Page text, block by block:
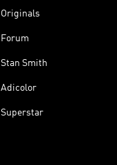
Originals
Forum
Stan Smith
Adicolor
Superstar